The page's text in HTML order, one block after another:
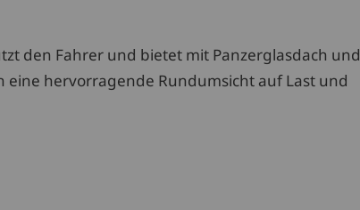
den Fahrer und bietet mit Panzerglasdach und
eine hervorragende Rundumsicht auf Last und